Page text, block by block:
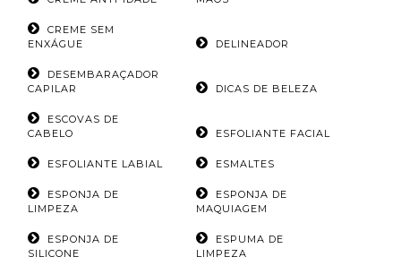
CREME SEM
ENXÁGUE
DELINEADOR
DESEMBARAÇADOR
CAPILAR
DICAS DE BELEZA
ESCOVAS DE
CABELO
ESFOLIANTE FACIAL
ESFOLIANTE LABIAL ESMALTES
ESPONJA DE
LIMPEZA
ESPONJA DE
MAQUIAGEM
ESPONJA DE
SILICONE
ESPUMA DE
LIMPEZA